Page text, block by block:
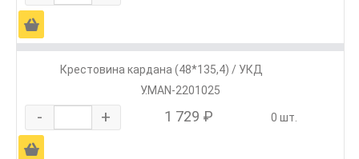
Ä
Крестовина кардана (48*135,4) / УКД
У.MAN-2201025
- + 1 729 ₽ 0 шт.
Ä